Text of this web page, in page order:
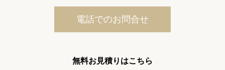
電話でのお問合せ
無料お見積りはこちら